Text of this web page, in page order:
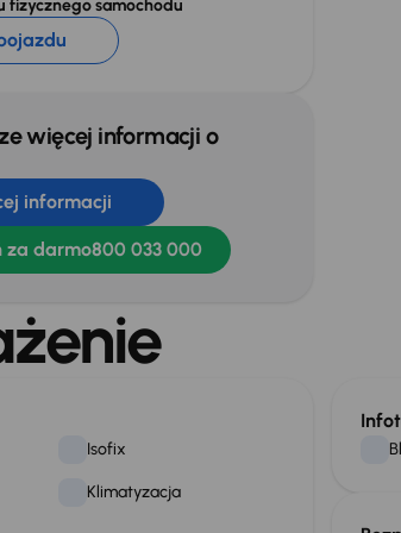
fizycznego samochodu
więcej informacji o
informacji
za darmo800 033 000
Isofix
Klimatyzacja